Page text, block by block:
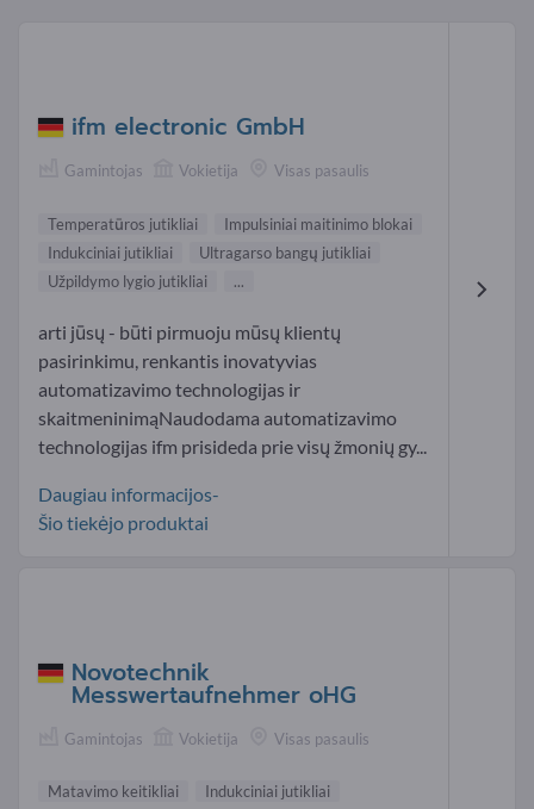
ifm electronic GmbH
Gamintojas Vokietija Visas pasaulis
Temperatūros jutikliai
Impulsiniai maitinimo blokai
Indukciniai jutikliai
Ultragarso bangų jutikliai
Užpildymo lygio jutikliai
...
arti jūsų - būti pirmuoju mūsų klientų
pasirinkimu, renkantis inovatyvias
automatizavimo technologijas ir
skaitmeninimąNaudodama automatizavimo
technologijas ifm prisideda prie visų žmonių gy...
Daugiau informacijos-
Šio tiekėjo produktai
Novotechnik
Messwertaufnehmer oHG
Gamintojas Vokietija Visas pasaulis
Matavimo keitikliai
Indukciniai jutikliai